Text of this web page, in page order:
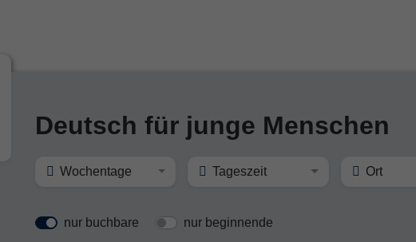
Deutsch für junge Menschen
Wochentage Tageszeit Ort
nur buchbare nur beginnende